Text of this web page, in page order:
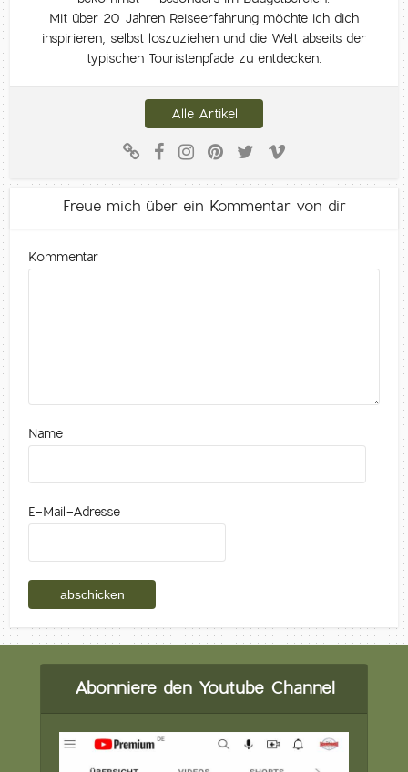
Mit über 20 Jahren Reiseerfahrung möchte ich dich
inspirieren, selbst loszuziehen und die Welt abseits der
typischen Touristenpfade zu entdecken.
Alle Artikel
Freue mich über ein Kommentar von dir
Kommentar
Name
E-Mail-Adresse
Abonniere den Youtube Channel